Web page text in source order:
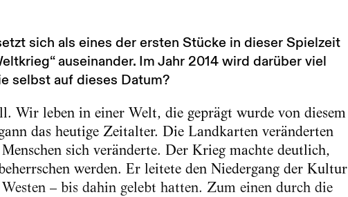
sich als eines der ersten Stücke in dieser Spielzeit
auseinander. Im Jahr 2014 wird darüber viel
selbst auf dieses Datum?
Wir leben in einer Welt, die geprägt wurde von diesem
das heutige Zeitalter. Die Landkarten veränderten
sich veränderte. Der Krieg machte deutlich,
werden. Er leitete den Niedergang der Kultur
– bis dahin gelebt hatten. Zum einen durch die